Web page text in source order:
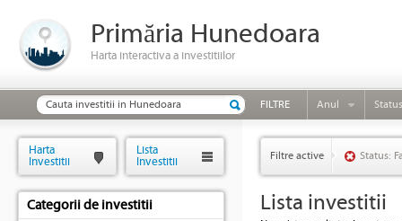
Primăria Hunedoara
Harta interactiva a investitiilor
FILTRE Anul Status
Filtre active Status:
Lista investitii
Harta
Investitii
Lista
Investitii
Categorii de investitii